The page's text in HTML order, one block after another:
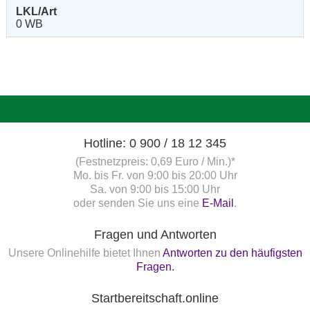
LKL/Art
0 WB
Hotline: 0 900 / 18 12 345
(Festnetzpreis: 0,69 Euro / Min.)*
Mo. bis Fr. von 9:00 bis 20:00 Uhr
Sa. von 9:00 bis 15:00 Uhr
oder senden Sie uns eine E-Mail .
Fragen und Antworten
Unsere Onlinehilfe bietet Ihnen Antworten zu den häufigsten
Fragen.
Startbereitschaft.online